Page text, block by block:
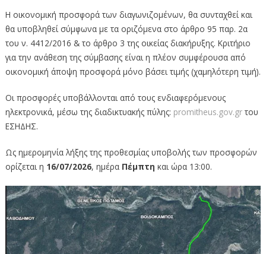
Η οικονομική προσφορά των διαγωνιζομένων, θα συνταχθεί και
θα υποβληθεί σύμφωνα με τα οριζόμενα στο άρθρο 95 παρ. 2α
του ν. 4412/2016 & το άρθρο 3 της οικείας διακήρυξης. Κριτήριο
για την ανάθεση της σύμβασης είναι η πλέον συμφέρουσα από
οικονομική άποψη προσφορά μόνο βάσει τιμής (χαμηλότερη τιμή).
Οι προσφορές υποβάλλονται από τους ενδιαφερόμενους
ηλεκτρονικά, μέσω της διαδικτυακής πύλης: promitheus.gov.grτου
ΕΣΗΔΗΣ.
Ως ημερομηνία λήξης της προθεσμίας υποβολής των προσφορών
ορίζεται η 16/07/2026, ημέρα Πέμπτη και ώρα 13:00.